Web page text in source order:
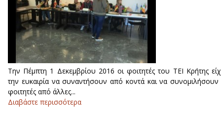
Την Πέμπτη 1 Δεκεμβρίου 2016 οι φοιτητές του ΤΕΙ Κρήτης
την ευκαιρία να συναντήσουν από κοντά και να συνομιλήσουν
φοιτητές από άλλες...
Διαβάστε περισσότερα